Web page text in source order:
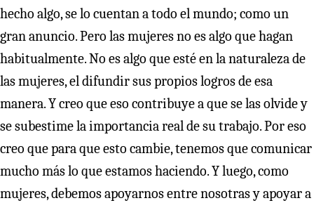
hecho algo, se lo cuentan a todo el mundo; como un
gran anuncio. Pero las mujeres no es algo que hagan
habitualmente. No es algo que esté en la naturaleza de
las mujeres, el difundir sus propios logros de esa
manera. Y creo que eso contribuye a que se las olvide y
se subestime la importancia real de su trabajo. Por eso
creo que para que esto cambie, tenemos que comunicar
mucho más lo que estamos haciendo. Y luego, como
mujeres, debemos apoyarnos entre nosotras y apoyar a